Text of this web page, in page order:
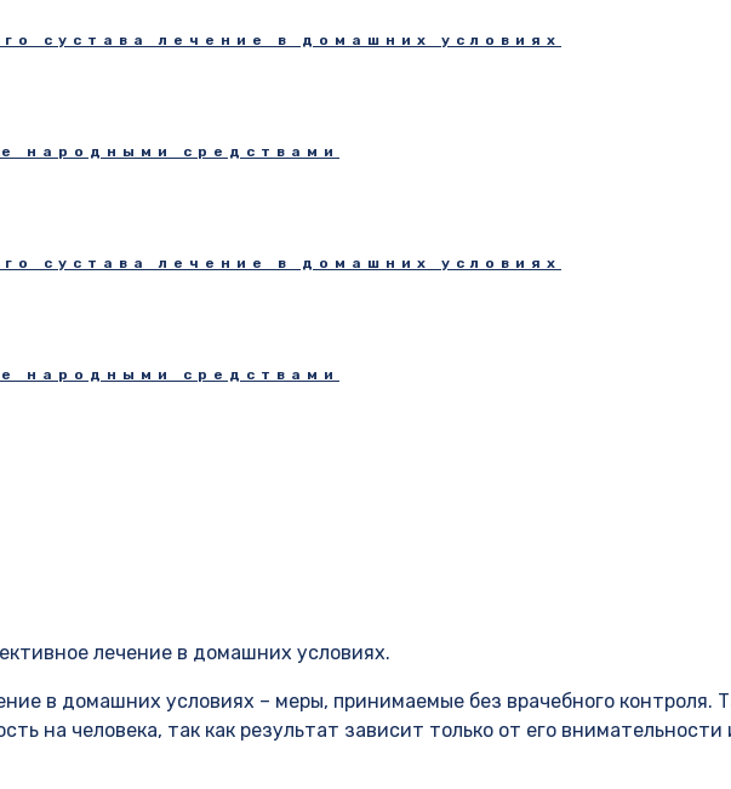
сустава лечение в домашних условиях
народными средствами
сустава лечение в домашних условиях
народными средствами
лечение в домашних условиях.
в домашних условиях – меры, принимаемые без врачебного контроля.
на человека, так как результат зависит только от его внимательности